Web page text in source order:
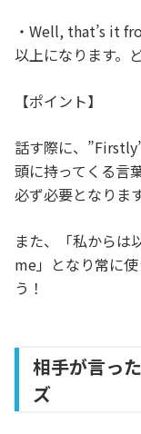
・Well, that’s it
以上になります。
【ポイント】
話す際に、
頭に持ってくる言
必ず必要となりま
また、「私からは
me」となり常に
う！
相手が言っ
ズ